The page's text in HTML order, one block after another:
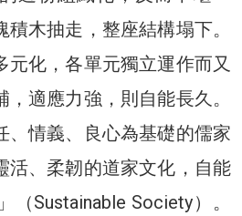
木抽走，整座結構塌下。
元化，各單元獨立運作而又
適應力強，則自能長久。
、情義、良心為基礎的儒家
活、柔韌的道家文化，自能
Sustainable Society）。